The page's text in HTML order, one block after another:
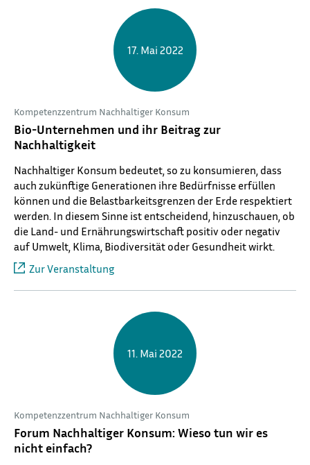
17. Mai 2022
Kompetenzzentrum Nachhaltiger Konsum
Bio-Unternehmen und ihr Beitrag zur
Nachhaltigkeit
Nachhaltiger Konsum bedeutet, so zu konsumieren, dass
auch zukünftige Generationen ihre Bedürfnisse erfüllen
können und die Belastbarkeitsgrenzen der Erde respektiert
werden. In diesem Sinne ist entscheidend, hinzuschauen, ob
die Land- und Ernährungswirtschaft positiv oder negativ
auf Umwelt, Klima, Biodiversität oder Gesundheit wirkt.
Zur Veranstaltung
11. Mai 2022
Kompetenzzentrum Nachhaltiger Konsum
Forum Nachhaltiger Konsum: Wieso tun wir es
nicht einfach?